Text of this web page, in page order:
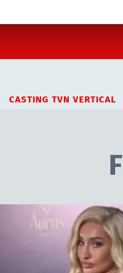
CASTING TVN VERTICAL